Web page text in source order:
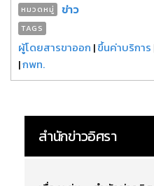
หมวดหมู่ ข่าว
TAGS
ผู้โดยสารขาออก |ขึ้นค่าบริการ
|กพท.
สำนักข่าวอิศรา